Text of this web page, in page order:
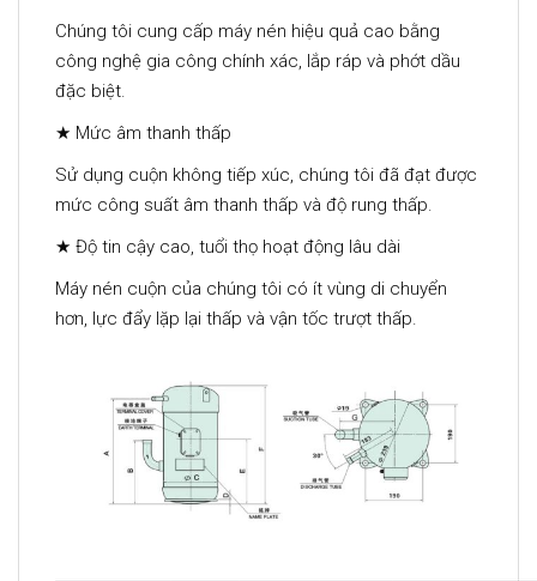
Chúng tôi cung cấp máy nén hiệu quả cao bằng
công nghệ gia công chính xác, lắp ráp và phớt dầu
đặc biệt.
★ Mức âm thanh thấp
Sử dụng cuộn không tiếp xúc, chúng tôi đã đạt được
mức công suất âm thanh thấp và độ rung thấp.
★ Độ tin cậy cao, tuổi thọ hoạt động lâu dài
Máy nén cuộn của chúng tôi có ít vùng di chuyển
hơn, lực đẩy lặp lại thấp và vận tốc trượt thấp.